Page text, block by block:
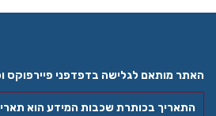
האתר מותאם לגלישה בדפדפני פיירפוקס
התאריך בכותרת שכבות המידע הוא